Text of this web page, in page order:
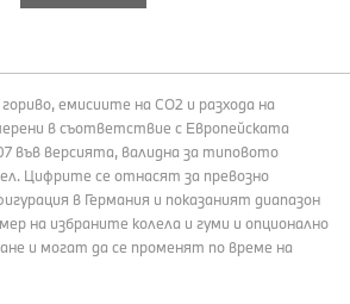
емисиите на СО2 и разхода на
в съответствие с Европейската
във версията, валидна за типовото
Цифрите се отнасят за превозно
в Германия и показаният диапазон
на избраните колела и гуми и опционално
и могат да се променят по време на